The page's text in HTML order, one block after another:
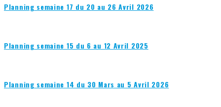
Planning semaine 17 du 20 au 26 Avril 2026
Planning semaine 15 du 6 au 12 Avril 2025
Planning semaine 14 du 30 Mars au 5 Avril 2026